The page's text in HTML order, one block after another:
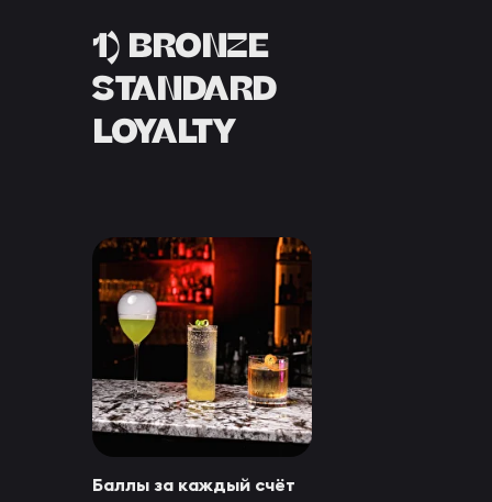
1) BRONZE
STANDARD
LOYALTY
Баллы за каждый счёт